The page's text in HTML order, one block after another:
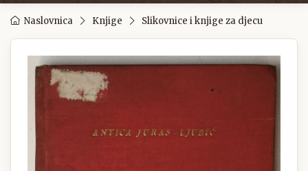
Naslovnica Knjige Slikovnice i knjige za djecu